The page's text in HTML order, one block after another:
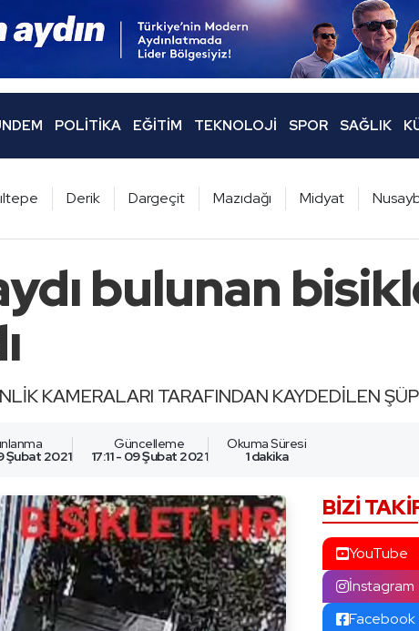
POLITIKA EĞITIM TEKNOLOJI SPOR SAĞLIK
Derik Dargeçit Mazıdağı Midyat
bulunan
KAMERALARI TARAFINDAN KAYDEDİLEN
Şubat 2021
Güncelleme
17:11 - 09 Şubat 2021
Okuma Süresi
1 dakika
BIZI
YouTube
İnstagram
Facebook